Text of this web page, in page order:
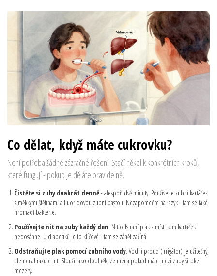
Co dělat, když máte cukrovku?
Není potřeba žádné zázračné řešení. Stačí několik konkrétních kroků,
které fungují - pokud je děláte pravidelně.
Čistěte si zuby dvakrát denně- alespoň dvě minuty. Používejte zubní kartáček
s měkkými štětinami a fluoridovou zubní pastou. Nezapomeňte na jazyk - tam se také
hromadí bakterie.
Používejte nit na zuby každý den. Nit odstraní plak z míst, kam kartáček
nedosáhne. U diabetiků je to klíčové - tam se zánět začíná.
Odstraňujte plak pomocí zubního vody. Vodní proud (irrigátor) je užitečný,
ale nenahrazuje nit. Slouží jako doplněk, zejména pokud máte mezi zuby široké
mezery.